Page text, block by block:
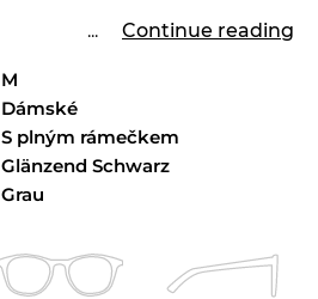
... Continue reading
M
Dámské
S plným rámečkem
Glänzend Schwarz
Grau